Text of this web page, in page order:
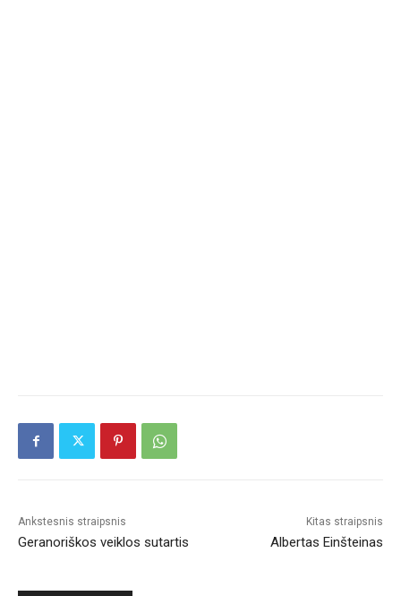
Ankstesnis straipsnis
Geranoriškos veiklos sutartis
Kitas straipsnis
Albertas Einšteinas